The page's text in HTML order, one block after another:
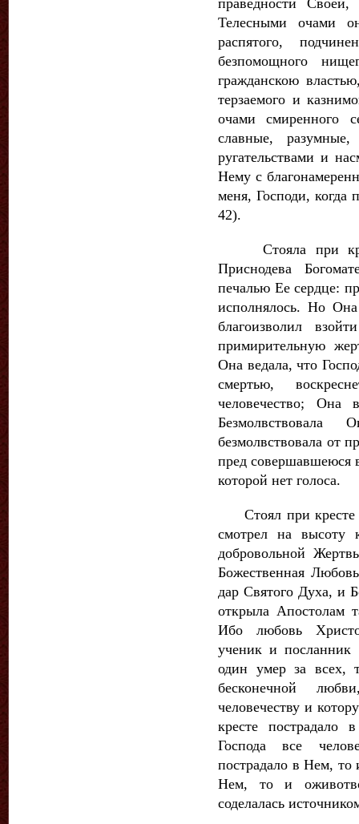
Телесными очами
распятого,
безпомощного
гражданскою
терзаемого и
очами смиренного
славные,
ругательствами и
Нему с
меня, Господи,
42).
Стояла при
Приснодева
печалью Ее сердце:
исполнялось. Но
благоизволил
примирительную
Она ведала, что
смертью,
человечество; Она
безмолвствовала от
пред совершавшеюся
которой нет голоса.
Стоял при кресте
смотрел на высоту
добровольной
Божественная
дар Святого Духа, и
открыла Апостолам
Ибо любовь
ученик и посланник
один умер за
бесконечной
человечеству и
кресте
Господа все
пострадало в Нем, то
Нем, то и
соделалась